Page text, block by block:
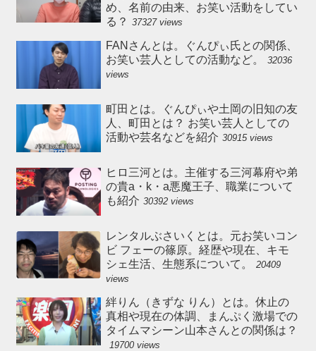
め、名前の由来、お笑い活動をしてい
る？ 37327 views
FANさんとは。ぐんぴぃ氏との関係、
お笑い芸人としての活動など。
32036
views
町田とは。ぐんぴぃや土岡の旧知の友
人、町田とは？ お笑い芸人としての
活動や芸名などを紹介 30915 views
ヒロ三河とは。主催する三河幕府や弟
の貴a・k・a悪魔王子、職業について
も紹介 30392 views
レンタルぶさいくとは。元お笑いコン
ビ フェーの篠原。経歴や現在、キモ
シェ生活、生態系について。
20409
views
絆りん（きずな りん）とは。休止の
真相や現在の体調、まんぷく激場での
タイムマシーン山本さんとの関係は？
19700 views